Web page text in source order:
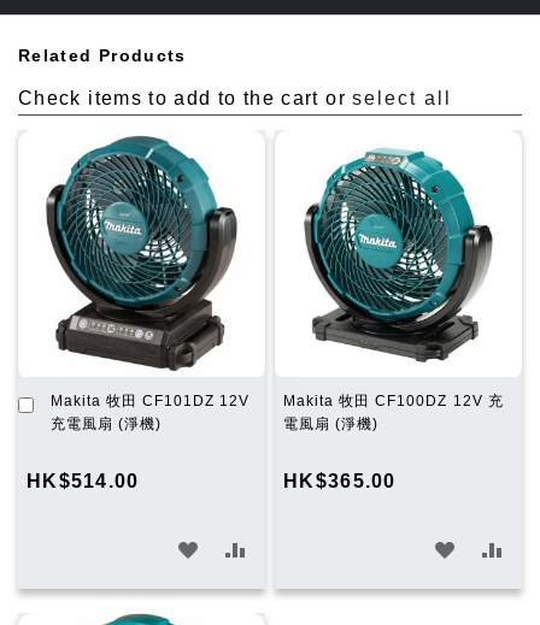
Related Products
Check items to add to the cart orselect all
Makita 牧田 CF101DZ 12V
充電風扇 (淨機)
HK$514.00
加
入
車
入 入
Makita 牧田 CF100DZ 12V 充
電風扇 (淨機)
HK$365.00
入 入